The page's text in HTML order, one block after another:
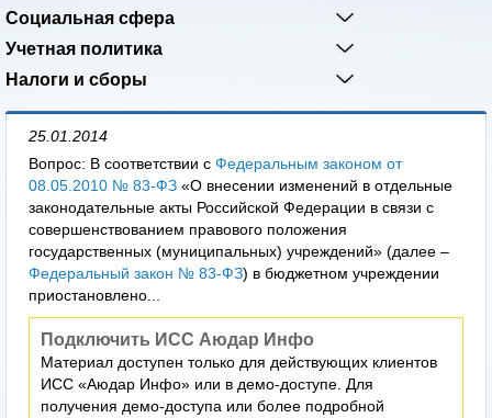
Социальная сфера
Учетная политика
Налоги и сборы
25.01.2014
Вопрос: В соответствии с Федеральным законом от
08.05.2010 № 83-ФЗ «О внесении изменений в отдельные
законодательные акты Российской Федерации в связи с
совершенствованием правового положения
государственных (муниципальных) учреждений» (далее –
Федеральный закон № 83-ФЗ) в бюджетном учреждении
приостановлено...
Подключить ИСС Аюдар Инфо
Материал доступен только для действующих клиентов
ИСС «Аюдар Инфо» или в демо-доступе. Для
получения демо-доступа или более подробной